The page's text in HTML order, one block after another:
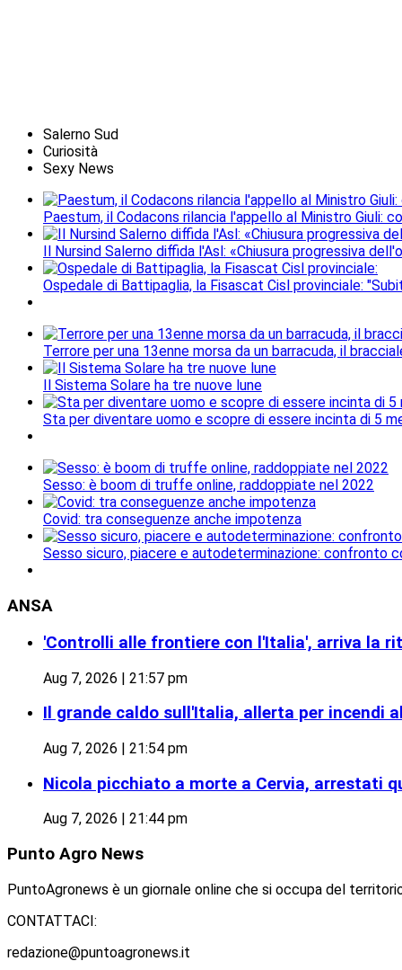
Salerno Sud
Curiosità
Sexy News
Paestum, il Codacons rilancia l'appello al Ministro Giuli:
Il Nursind Salerno diffida l'Asl: «Chiusura progressiva
Ospedale di Battipaglia, la Fisascat Cisl provinciale:
Terrore per una 13enne morsa da un barracuda, il
Il Sistema Solare ha tre nuove lune
Sta per diventare uomo e scopre di essere incinta di 5
Sesso: è boom di truffe online, raddoppiate nel 2022
Covid: tra conseguenze anche impotenza
Sesso sicuro, piacere e autodeterminazione: confronto
ANSA
'Controlli alle frontiere con l'Italia', arriva la
Aug 7, 2026 | 21:57 pm
Il grande caldo sull'Italia, allerta per incendi
Aug 7, 2026 | 21:54 pm
Nicola picchiato a morte a Cervia, arrestati
Aug 7, 2026 | 21:44 pm
Punto Agro News
PuntoAgronews è un giornale online che si occupa del
CONTATTACI:
redazione@puntoagronews.it